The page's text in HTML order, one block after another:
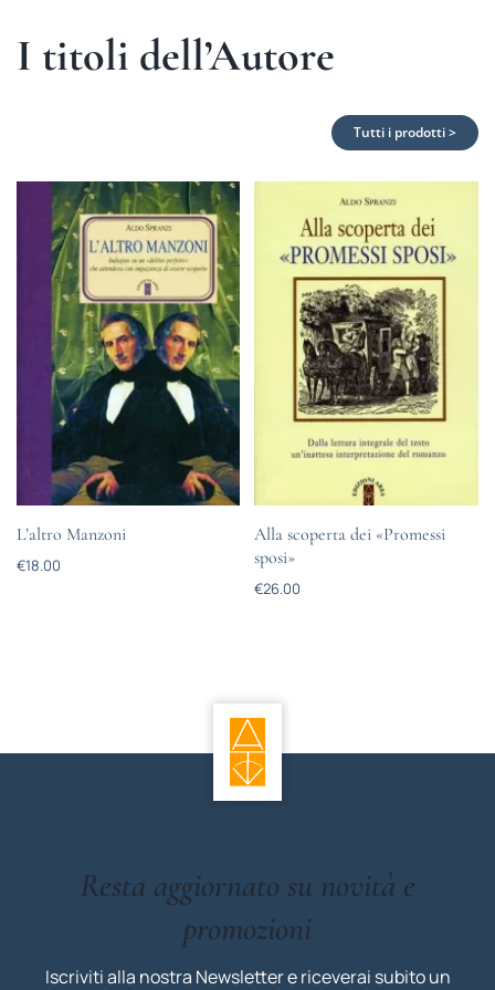
I titoli dell’Autore
Tutti i prodotti >
L’altro Manzoni
€18.00
Alla scoperta dei «Promessi
sposi»
€26.00
Resta aggiornato su novità e
promozioni
Iscriviti alla nostra Newsletter e riceverai subito un